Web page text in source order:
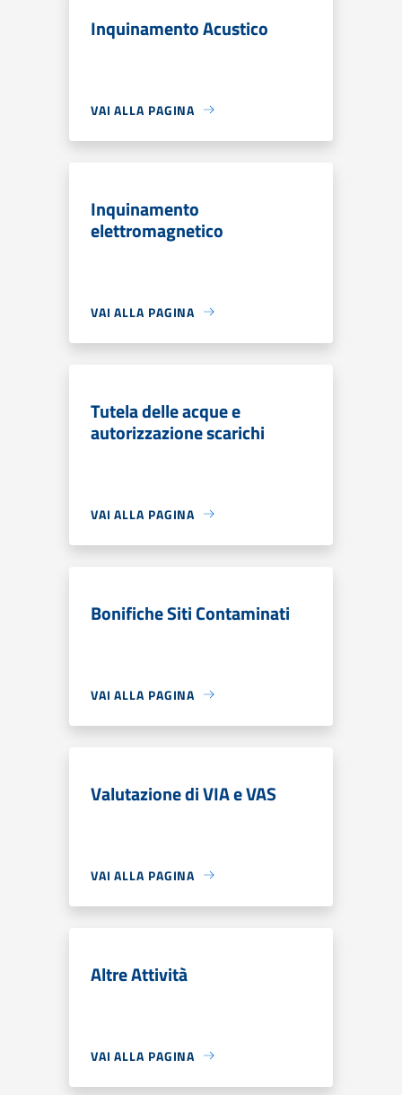
Inquinamento Acustico
VAI ALLA PAGINA
Inquinamento
elettromagnetico
VAI ALLA PAGINA
Tutela delle acque e
autorizzazione scarichi
VAI ALLA PAGINA
Bonifiche Siti Contaminati
VAI ALLA PAGINA
Valutazione di VIA e VAS
VAI ALLA PAGINA
Altre Attività
VAI ALLA PAGINA